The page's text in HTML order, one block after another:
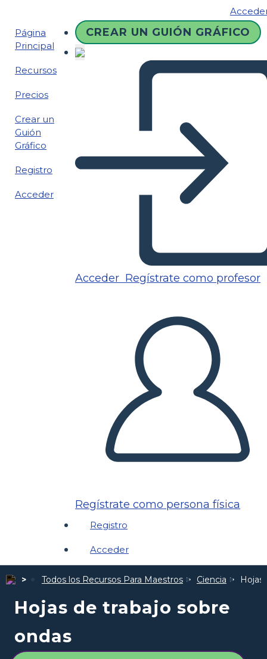
Página
Principal
Recursos
Precios
Crear un
Guión
Gráfico
Registro
Acceder
CREAR UN GUIÓN GRÁFICO
Acceder Regístrate como profesor
Regístrate como persona física
Registro
Acceder
Todos los Recursos Para Maestros Ciencia Hojas
Hojas de trabajo sobre
ondas